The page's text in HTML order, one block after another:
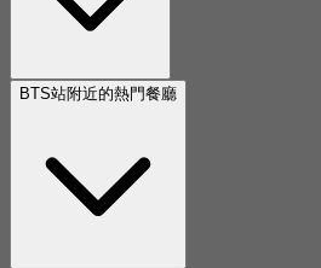
BTS站附近的熱門餐廳